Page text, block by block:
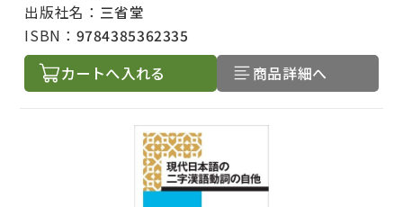
出版社名： 三省堂
ISBN： 9784385362335
カートへ入れる 商品詳細へ